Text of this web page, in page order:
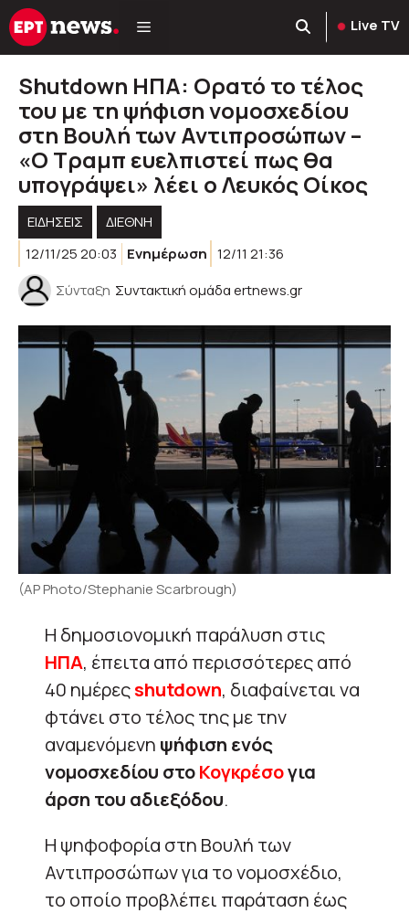
Μετάβαση
σε
Live TV
Shutdown ΗΠΑ: Ορατό το τέλος
του με τη ψήφιση νομοσχεδίου
στη Βουλή των Αντιπροσώπων –
«Ο Τραμπ ευελπιστεί πως θα
υπογράψει» λέει ο Λευκός Οίκος
ΕΙΔΗΣΕΙΣ
ΔΙΕΘΝΗ
12/11/25 20:03
Ενημέρωση 12/11 21:36
Σύνταξη Συντακτική ομάδα ertnews.gr
(AP Photo/Stephanie Scarbrough)
Η δημοσιονομική παράλυση στις
ΗΠΑ, έπειτα από περισσότερες από
40 ημέρεςshutdown, διαφαίνεται να
φτάνει στο τέλος της με την
αναμενόμενη ψήφιση ενός
νομοσχεδίου στοΚογκρέσογια
άρση του αδιεξόδου.
Η ψηφοφορία στη Βουλή των
Αντιπροσώπων για το νομοσχέδιο,
το οποίο προβλέπει παράταση έως